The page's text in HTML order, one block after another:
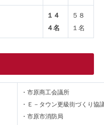
１４
４名
５８
１名
・市原商工会議所
・Ｅ－タウン更級街づくり協
・市原市消防局